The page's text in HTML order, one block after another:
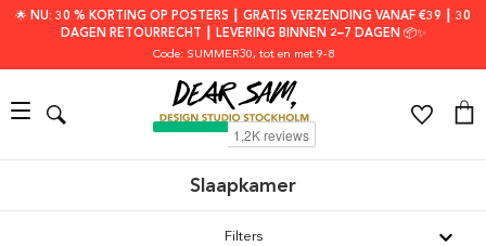
🌟 NU: 30 % KORTING OP POSTERS ┃ GRATIS VERZENDING VANAF €39 ┃ 30
DAGEN RETOURRECHT ┃ LEVERING BINNEN 2–7 DAGEN 📦✨
Code: SUMMER30, tot en met 9-8
Slaapkamer
Filters